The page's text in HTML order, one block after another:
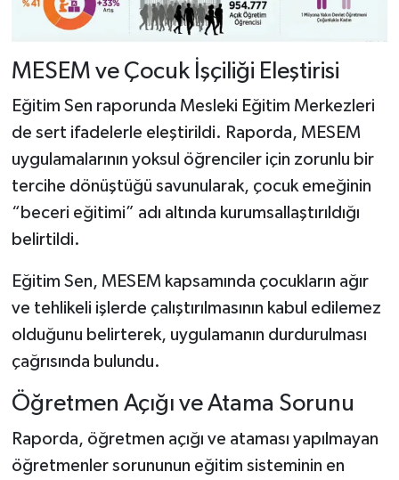
MESEM ve Çocuk İşçiliği Eleştirisi
Eğitim Sen raporunda Mesleki Eğitim Merkezleri
de sert ifadelerle eleştirildi. Raporda, MESEM
uygulamalarının yoksul öğrenciler için zorunlu bir
tercihe dönüştüğü savunularak, çocuk emeğinin
“beceri eğitimi” adı altında kurumsallaştırıldığı
belirtildi.
Eğitim Sen, MESEM kapsamında çocukların ağır
ve tehlikeli işlerde çalıştırılmasının kabul edilemez
olduğunu belirterek, uygulamanın durdurulması
çağrısında bulundu.
Öğretmen Açığı ve Atama Sorunu
Raporda, öğretmen açığı ve ataması yapılmayan
öğretmenler sorununun eğitim sisteminin en